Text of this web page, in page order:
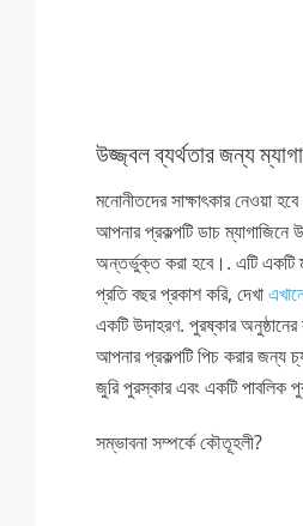
উজ্জ্বল ব্যর্থতার জন্য
মনোনীতদের সাক্ষাৎকার নেওয়া
আপনার প্রকল্পটি ডাচ ম্যাগাজিনে
অন্তর্ভুক্ত করা হবে।. এটি একটি
প্রতি বছর প্রকাশ করি, দেখা
একটি উদাহরণ. পুরষ্কার
আপনার প্রকল্পটি পিচ করার জন্য
জুরি পুরস্কার এবং একটি পাবলিক
সম্ভাবনা সম্পর্কে কৌতূহলী?